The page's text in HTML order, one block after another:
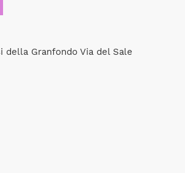
della Granfondo Via del Sale